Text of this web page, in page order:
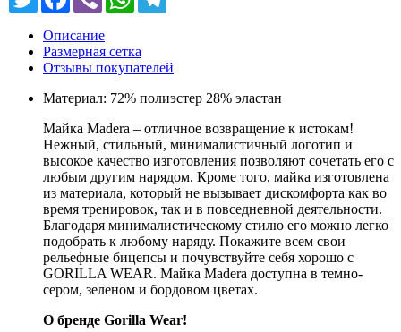
Описание
Размерная сетка
Отзывы покупателей
Материал: 72% полиэстер 28% эластан
Майка Madera – отличное возвращение к истокам!
Нежный, стильный, минималистичный логотип и
высокое качество изготовления позволяют сочетать его с
любым другим нарядом. Кроме того, майка изготовлена ​​
из материала, который не вызывает дискомфорта как во
время тренировок, так и в повседневной деятельности.
Благодаря минималистическому стилю его можно легко
подобрать к любому наряду. Покажите всем свои
рельефные бицепсы и почувствуйте себя хорошо с
GORILLA WEAR. Майка Madera доступна в темно-
сером, зеленом и бордовом цветах.
О бренде Gorilla Wear!